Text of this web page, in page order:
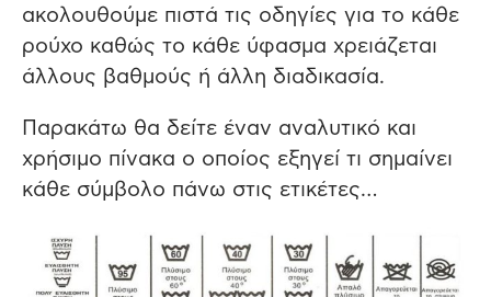
ακολουθούμε πιστά τις οδηγίες για το κάθε
ρούχο καθώς το κάθε ύφασμα χρειάζεται
άλλους βαθμούς ή άλλη διαδικασία.
Παρακάτω θα δείτε έναν αναλυτικό και
χρήσιμο πίνακα ο οποίος εξηγεί τι σημαίνει
κάθε σύμβολο πάνω στις ετικέτες…